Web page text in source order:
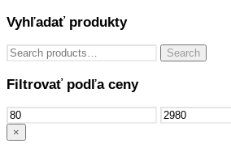
Vyhľadať produkty
Search
for:
Search
Filtrovať podľa ceny
Min
price
Max
price
×